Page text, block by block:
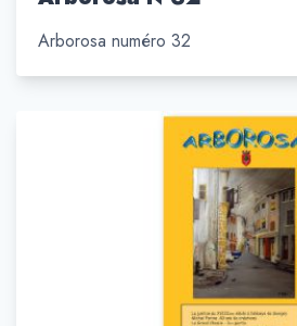
Arborosa numéro 32